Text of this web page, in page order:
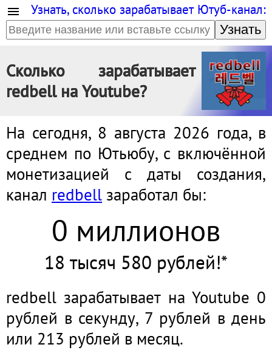
Узнать, сколько зарабатывает Ютуб-канал:
Узнать
Сколько зарабатывает
redbell на Youtube?
На сегодня, 8 августа 2026 года, в
среднем по Ютьюбу, с включённой
монетизацией с даты создания,
канал redbell заработал бы:
0 миллионов
18 тысяч 580 рублей!*
redbell зарабатывает на Youtube 0
рублей в секунду, 7 рублей в день
или 213 рублей в месяц.